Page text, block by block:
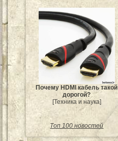
Почему HDMI кабель такой
дорогой?
[Техника и наука]
Топ 100 новостей